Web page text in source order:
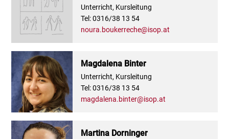
Tel: 0316/38 13 54
noura.boukerreche@isop.at
Unterricht, Kursleitung
Magdalena Binter
Tel: 0316/38 13 54
magdalena.binter@isop.at
Unterricht, Kursleitung
Martina Dorninger